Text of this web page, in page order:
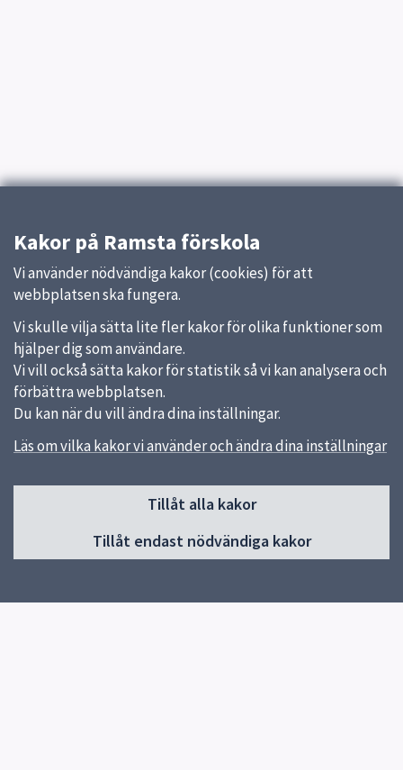
Kakor på Ramsta förskola
Vi använder nödvändiga kakor (cookies) för att
webbplatsen ska fungera.
Vi skulle vilja sätta lite fler kakor för olika funktioner som
hjälper dig som användare.
Vi vill också sätta kakor för statistik så vi kan analysera och
förbättra webbplatsen.
Du kan när du vill ändra dina inställningar.
Läs om vilka kakor vi använder och ändra dina inställningar
Tillåt alla kakor
Tillåt endast nödvändiga kakor